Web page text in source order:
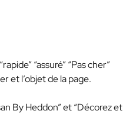
“assuré” “Pas cher”
et l’objet de la page.
By Heddon” et “Décorez et